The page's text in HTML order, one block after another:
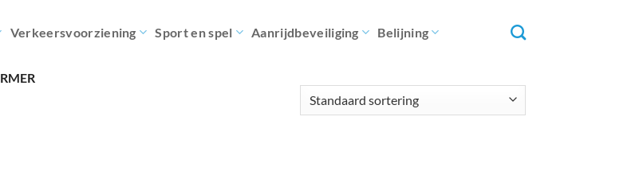
Verkeersvoorziening Sport en spel Aanrijdbeveiliging Belijning